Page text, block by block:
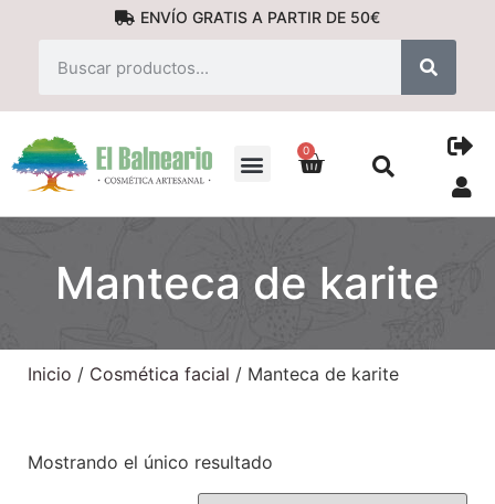
ENVÍO GRATIS A PARTIR DE 50€
0
Manteca de karite
Inicio / Cosmética facial / Manteca de karite
Mostrando el único resultado